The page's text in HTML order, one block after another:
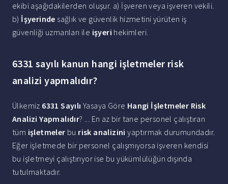
ekibi aşağıdakilerden oluşur. a) İşveren veya işveren vekili.
b) İşyerinde sağlık ve güvenlik hizmetini yürüten iş
güvenliği uzmanları ile işyeri hekimleri.
6331 sayılı kanun hangi işletmeler risk
analizi yapmalıdır?
Ülkemiz 6331 Sayılı Yasaya Göre Hangi İşletmeler Risk
Analizi Yapmalıdır? ... En az bir tane personel çalıştıran
tüm işletmeler bu risk analizini yaptırmak durumundadır.
Eğer işletmede bir personel çalışmıyorsa işveren kendisi
bu işletmeyi çalıştırıyor ise bu yükümlülüğün dışında
tutulmaktadır.